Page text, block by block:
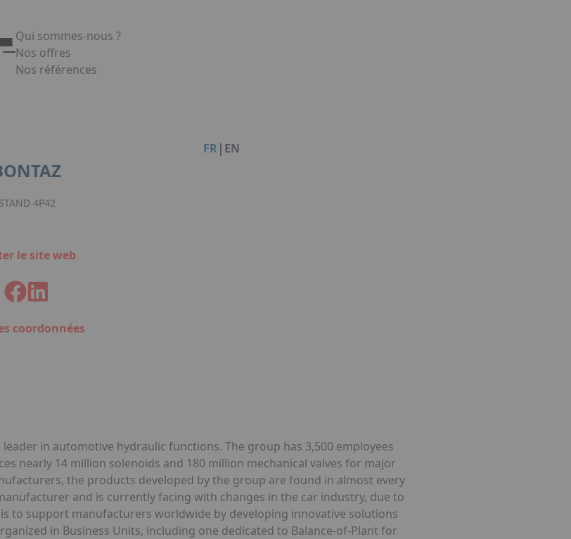
Qui sommes-nous ?
Nos offres
Nos références
FR | EN
STAND 4P42
le site web
coordonnées
in automotive hydraulic functions. The group has 3,500 employees
nearly 14 million solenoids and 180 million mechanical valves for major
the products developed by the group are found in almost every
and is currently facing with changes in the car industry, due to
to support manufacturers worldwide by developing innovative solutions
in Business Units, including one dedicated to Balance-of-Plant for